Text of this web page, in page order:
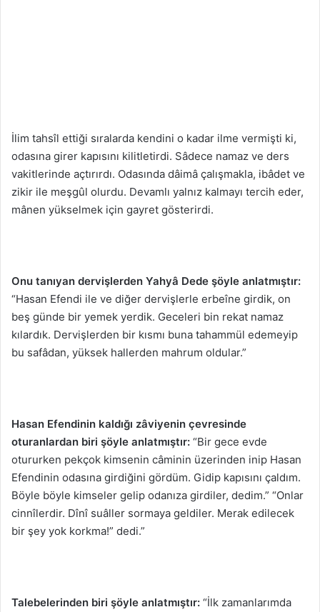
İlim tahsîl ettiği sıralarda kendini o kadar ilme vermişti ki,
odasına girer kapısını kilitletirdi. Sâdece namaz ve ders
vakitlerinde açtırırdı. Odasında dâimâ çalışmakla, ibâdet ve
zikir ile meşgûl olurdu. Devamlı yalnız kalmayı tercih eder,
mânen yükselmek için gayret gösterirdi.
Onu tanıyan dervişlerden Yahyâ Dede şöyle anlatmıştır:
“Hasan Efendi ile ve diğer dervişlerle erbeîne girdik, on
beş günde bir yemek yerdik. Geceleri bin rekat namaz
kılardık. Dervişlerden bir kısmı buna tahammül edemeyip
bu safâdan, yüksek hallerden mahrum oldular.”
Hasan Efendinin kaldığı zâviyenin çevresinde
oturanlardan biri şöyle anlatmıştır: “Bir gece evde
otururken pekçok kimsenin câminin üzerinden inip Hasan
Efendinin odasına girdiğini gördüm. Gidip kapısını çaldım.
Böyle böyle kimseler gelip odanıza girdiler, dedim.” “Onlar
cinnîlerdir. Dînî suâller sormaya geldiler. Merak edilecek
bir şey yok korkma!” dedi.”
Talebelerinden biri şöyle anlatmıştır: “İlk zamanlarımda